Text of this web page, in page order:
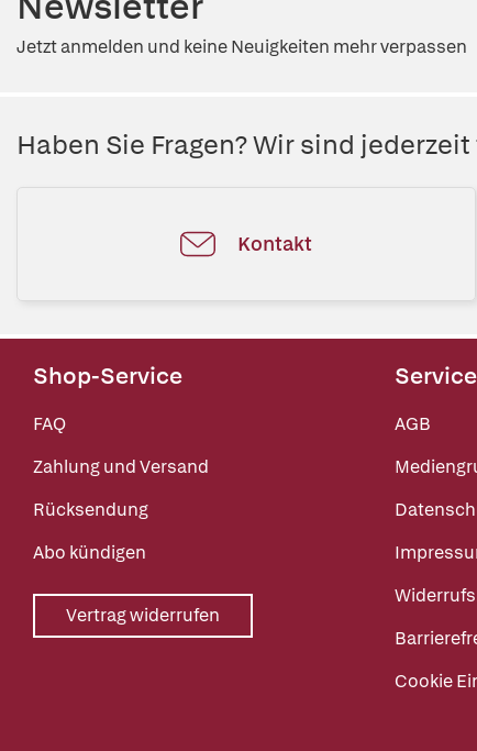
Jetzt anmelden und keine Neuigkeiten mehr verpassen
Haben Sie Fragen? Wir sind
Kontakt
Shop-Service
FAQ
Zahlung und Versand
Rücksendung
Abo kündigen
Vertrag widerrufen
Service
AGB
Cookie